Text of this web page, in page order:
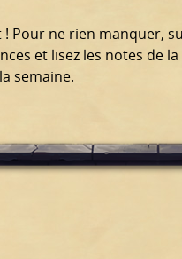
Pour ne rien manquer,
et lisez les notes de la
semaine.